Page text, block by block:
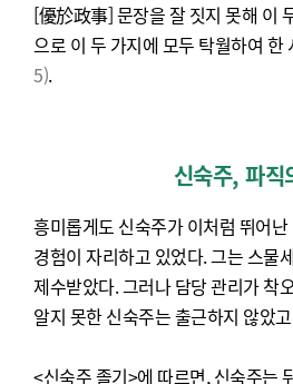
[優於政事] 문장을 잘 짓지 못해 이
으로 이 두 가지에 모두 탁월하여
5).
신숙주, 파직
흥미롭게도 신숙주가 이처럼 뛰어
경험이 자리하고 있었다. 그는 스물
제수받았다. 그러나 담당 관리가 착
알지 못한 신숙주는 출근하지 않았
<신숙주 졸기>에 따르면, 신숙주는